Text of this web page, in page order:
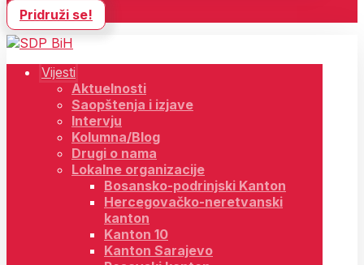
Pridruži se!
Vijesti
Aktuelnosti
Saopštenja i izjave
Intervju
Kolumna/Blog
Drugi o nama
Lokalne organizacije
Bosansko-podrinjski Kanton
Hercegovačko-neretvanski
kanton
Kanton 10
Kanton Sarajevo